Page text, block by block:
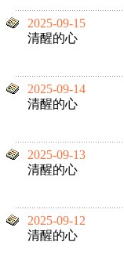
2025-09-15
清醒的心
2025-09-14
清醒的心
2025-09-13
清醒的心
2025-09-12
清醒的心